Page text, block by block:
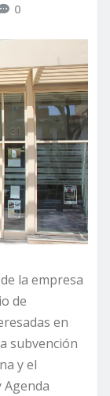
0
la empresa
de
en
subvención
y el